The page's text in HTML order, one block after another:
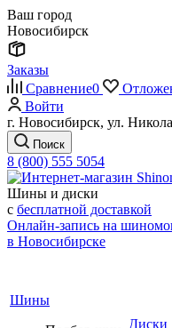
Ваш город
Новосибирск
Заказы
Сравнение0
Войти
г. Новосибирск, ул.
Поиск
8 (800) 555 5054
Шины и диски
с бесплатной доставкой
Онлайн-запись на
в Новосибирске
Шины
Диски